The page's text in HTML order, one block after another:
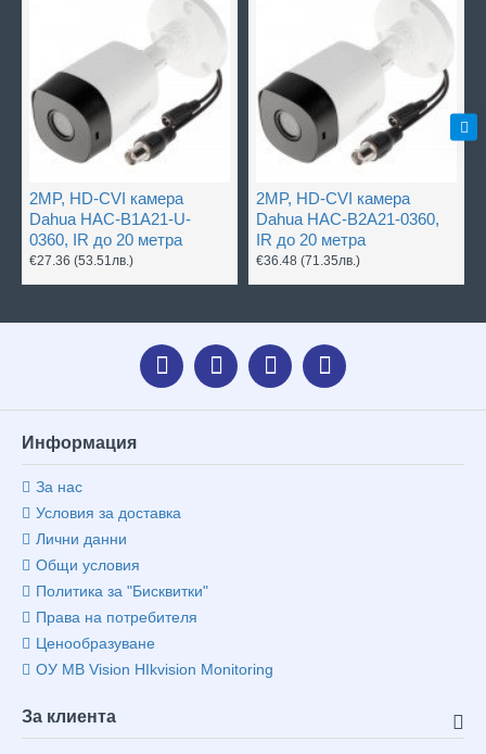
2MP, HD-CVI камера
Dahua HAC-B1A21-U-
0360, IR до 20 метра
€27.36 (53.51лв.)
2MP, HD-CVI камера
Dahua HAC-B2A21-0360,
IR до 20 метра
€36.48 (71.35лв.)
Информация
За нас
Условия за доставка
Лични данни
Общи условия
Политика за "Бисквитки"
Права на потребителя
Ценообразуване
ОУ MB Vision HIkvision Monitoring
За клиента